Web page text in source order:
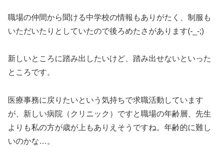
職場の仲間から聞ける中学校の情報もありがたく、制服も
いただいたりとしていたので後ろめたさがあります(-_-;)
新しいところに踏み出したいけど、踏み出せないといった
ところです。
医療事務に戻りたいという気持ちで求職活動しています
が、新しい病院（クリニック）ですと職場の年齢層、先生
よりも私の方が歳が上もありえそうですね。年齢的に難し
いのかな…。